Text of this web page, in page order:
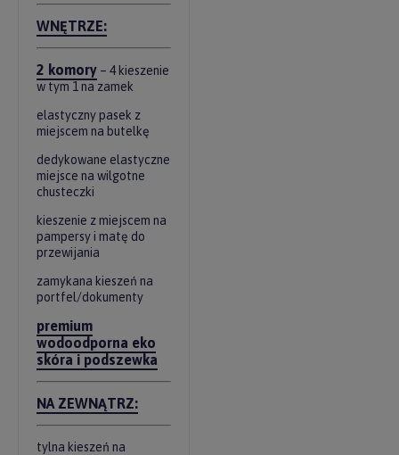
WNĘTRZE:
2 komory – 4 kieszenie
w tym 1 na zamek
elastyczny pasek z
miejscem na butelkę
dedykowane elastyczne
miejsce na wilgotne
chusteczki
kieszenie z miejscem na
pampersy i matę do
przewijania
zamykana kieszeń na
portfel/dokumenty
premium
wodoodporna eko
skóra i podszewka
NA ZEWNĄTRZ:
tylna kieszeń na